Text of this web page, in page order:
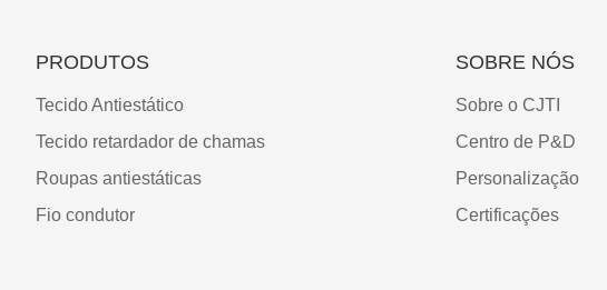
PRODUTOS
Tecido Antiestático
Tecido retardador de chamas
Roupas antiestáticas
Fio condutor
SOBRE NÓS
Sobre o CJTI
Centro de P&D
Personalização
Certificações